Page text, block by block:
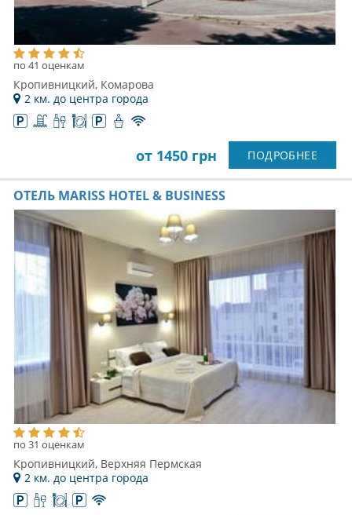
по 41 оценкам
Кропивницкий, Комарова
2 км. до центра города
от 1450 грн ПОДРОБНЕЕ
ОТЕЛЬ MARISS HOTEL & BUSINESS
по 31 оценкам
Кропивницкий, Верхняя Пермская
2 км. до центра города